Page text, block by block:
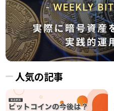
人気の記事